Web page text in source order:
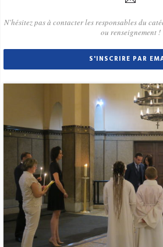
N'hésitez pas à contacter les responsables du
ou renseignement !
S'INSCRIRE PAR